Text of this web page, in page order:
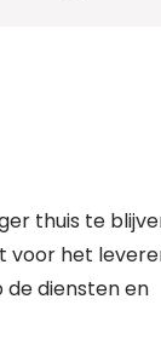
thuis te
voor het
de diensten en